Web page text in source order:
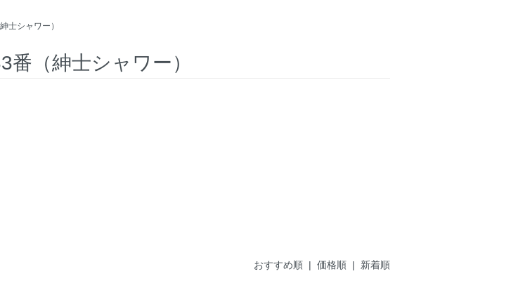
士シャワー）
番（紳士シャワー）
おすすめ順 | 価格順 | 新着順